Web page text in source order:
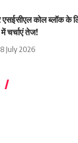
एसईसीएल कोल ब्लॉक के
चर्चाएं तेज!
July 2026